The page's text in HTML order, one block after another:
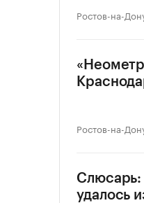
Ростов-на-
Ростов-на-
Слюсарь:
удалось